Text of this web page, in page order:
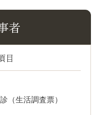
者
目
（生活調査票）